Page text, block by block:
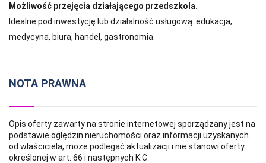
Możliwość przejęcia działającego przedszkola.
Idealne pod inwestycję lub działalność usługową: edukacja,
medycyna, biura, handel, gastronomia.
NOTA PRAWNA
Opis oferty zawarty na stronie internetowej sporządzany jest na
podstawie oględzin nieruchomości oraz informacji uzyskanych
od właściciela, może podlegać aktualizacji i nie stanowi oferty
określonej w art. 66 i następnych K.C.